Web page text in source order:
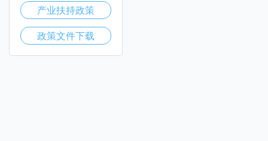
产业扶持政策
政策文件下载